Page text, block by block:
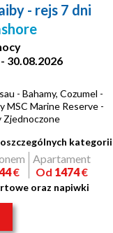
- rejs 7 dni
30.08.2026
- Bahamy, Cozumel -
MSC Marine Reserve -
Zjednoczone
kategorii
€
Apartament
Od 1474€
oraz napiwki